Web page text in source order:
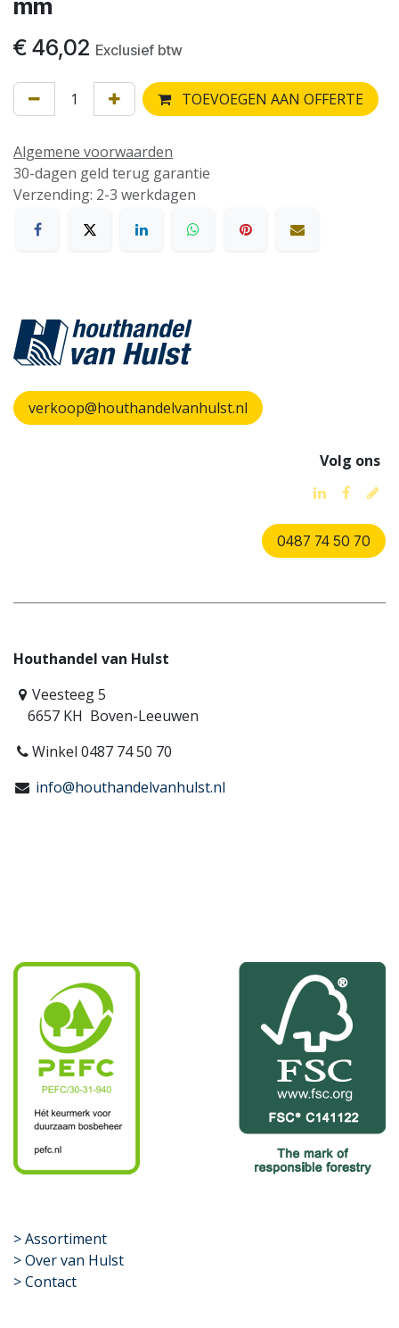
mm
€ 46,02 Exclusief btw
TOEVOEGEN AAN OFFERTE
Algemene voorwaarden
30-dagen geld terug garantie
Verzending: 2-3 werkdagen
verkoop@houthandelvanhulst.nl
Volg ons
0487 74 50 70
Houthandel van Hulst
Veesteeg 5
6657 KH Boven-Leeuwen
Winkel 0487 74 50 70
info@houthandelvanhulst.nl
​>Assortiment
> Over van Hulst
> Contact